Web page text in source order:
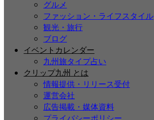
グルメ
ファッション・ライフスタイル
観光・旅行
ブログ
イベントカレンダー
九州旅タイプ占い
クリップ九州 とは
情報提供・リリース受付
運営会社
広告掲載・媒体資料